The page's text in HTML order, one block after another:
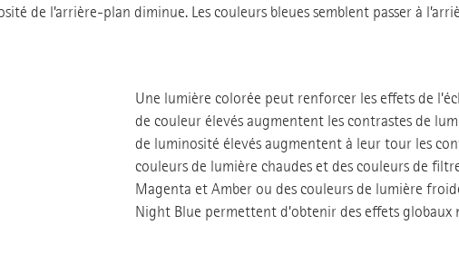
de l’arrière-plan diminue. Les couleurs bleues semblent passer à
Une lumière colorée peut renforcer les effets de
de couleur élevés augmentent les contrastes de
de luminosité élevés augmentent à leur tour les
couleurs de lumière chaudes et des couleurs de
Magenta et Amber ou des couleurs de lumière
Night Blue permettent d’obtenir des effets globaux